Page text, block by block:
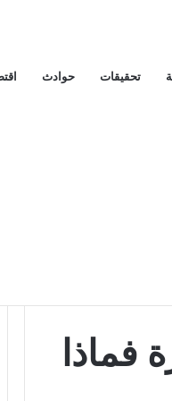
تحقيقات حوادث
فماذا